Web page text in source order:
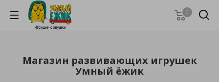
0
Магазин развивающих игрушек
Умный ёжик